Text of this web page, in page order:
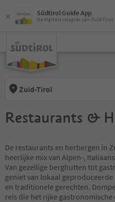
Südtirol Guide App
De digitale reisgids van Zuid-Tirol
Zuid-Tirol
Restaurants &
De restaurants en herbergen in
heerlijke mix van Alpen-,
Van gezellige berghutten tot
geniet van lokaal
en traditionele gerechten.
reis die het rijke